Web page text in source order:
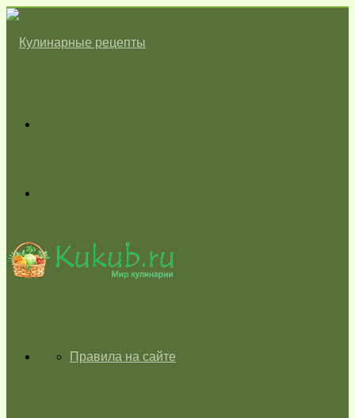
skin
ГЛАВНАЯПравила на сайте